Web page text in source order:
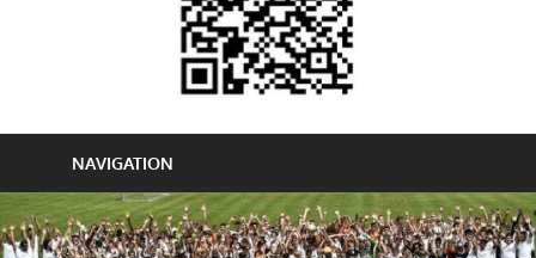
NAVIGATION